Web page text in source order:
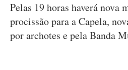
Pelas 19 horas haverá nova
procissão para a Capela,
por archotes e pela Banda